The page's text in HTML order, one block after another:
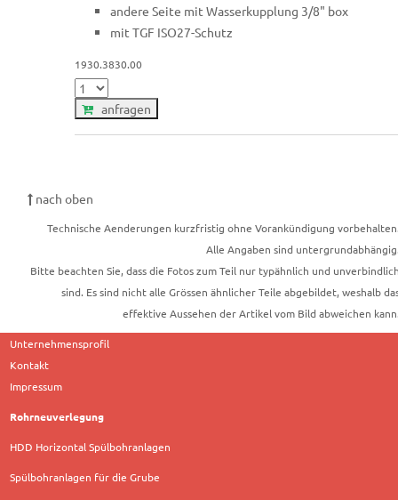
andere Seite mit Wasserkupplung 3/8" box
mit TGF ISO27-Schutz
1930.3830.00
anfragen
nach oben
Technische Aenderungen kurzfristig ohne Vorankündigung
Alle Angaben sind
Bitte beachten Sie, dass die Fotos zum Teil nur typähnlich und
sind. Es sind nicht alle Grössen ähnlicher Teile abgebildet, weshalb
effektive Aussehen der Artikel vom Bild abweichen
Unternehmensprofil
Kontakt
Impressum
Rohrneuverlegung
HDD Horizontal Spülbohranlagen
Spülbohranlagen für die Grube